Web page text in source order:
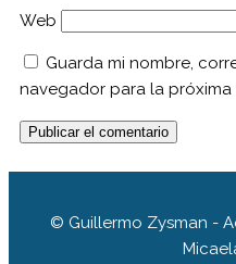
Web
Guarda mi nombre,
navegador para la
© Guillermo Zysman -